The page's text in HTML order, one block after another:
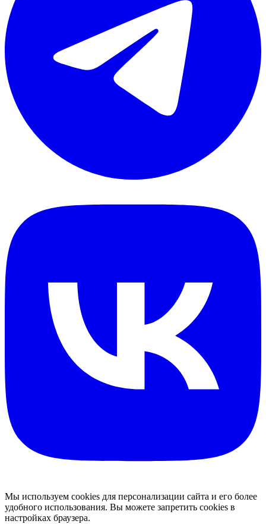
Мы используем cookies для персонализации сайта и его более
удобного использования. Вы можете запретить cookies в
настройках браузера.